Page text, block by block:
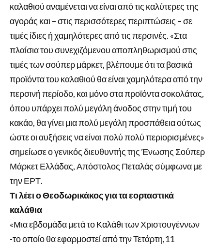
καλαθιού αναμένεται να είναι από τις καλύτερες της
αγοράς και – στις περισσότερες περιπτώσεις – σε
τιμές ίδιες ή χαμηλότερες από τις περσινές. «Στα
πλαίσια του συνεχιζόμενου αποπληθωρισμού στις
τιμές των σούπερ μάρκετ, βλέπουμε ότι τα βασικά
προϊόντα του καλαθιού θα είναι χαμηλότερα από την
περσινή περίοδο, και μόνο στα προϊόντα σοκολάτας,
όπου υπάρχει πολύ μεγάλη άνοδος στην τιμή του
κακάο, θα γίνει μια πολύ μεγάλη προσπάθεια ούτως
ώστε οι αυξήσεις να είναι πολύ πολύ περιορισμένες»
σημείωσε ο γενικός διευθυντής της Ένωσης Σούπερ
Μάρκετ Ελλάδας, Απόστολος Πεταλάς σύμφωνα με
την ΕΡΤ.
Τι λέει ο Θεοδωρικάκος για τα εορταστικά
καλάθια
«Μια εβδομάδα μετά το Καλάθι των Χριστουγέννων
-το οποίο θα εφαρμοστεί από την Τετάρτη,11